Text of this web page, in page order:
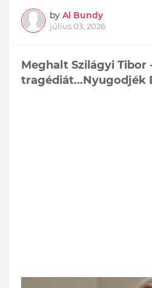
by Al Bundy
július 03, 2026
Meghalt Szilágyi Tibor
tragédiát...Nyugodjék